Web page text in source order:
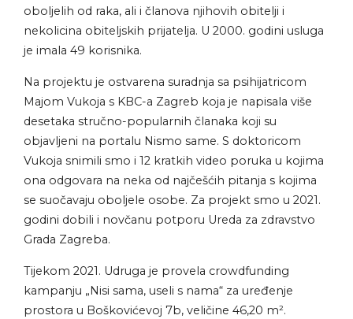
oboljelih od raka, ali i članova njihovih obitelji i
nekolicina obiteljskih prijatelja. U 2000. godini usluga
je imala 49 korisnika.
Na projektu je ostvarena suradnja sa psihijatricom
Majom Vukoja s KBC-a Zagreb koja je napisala više
desetaka stručno-popularnih članaka koji su
objavljeni na portalu Nismo same. S doktoricom
Vukoja snimili smo i 12 kratkih video poruka u kojima
ona odgovara na neka od najčešćih pitanja s kojima
se suočavaju oboljele osobe. Za projekt smo u 2021.
godini dobili i novčanu potporu Ureda za zdravstvo
Grada Zagreba.
Tijekom 2021. Udruga je provela crowdfunding
kampanju „Nisi sama, useli s nama“ za uređenje
prostora u Boškovićevoj 7b, veličine 46,20 m².